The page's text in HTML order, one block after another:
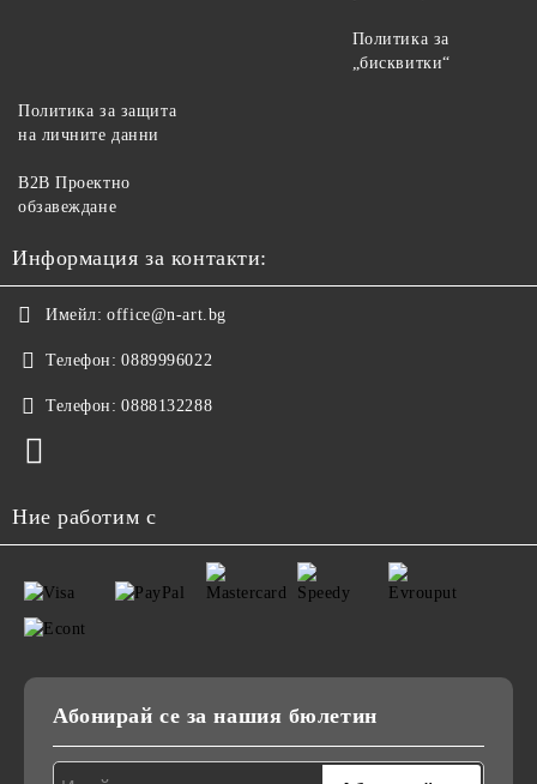
Политика за
„бисквитки“
Политика за защита
на личните данни
B2B Проектно
обзавеждане
Информация за контакти:
Имейл: office@n-art.bg
Телефон: 0889996022
Телефон: 0888132288
Ние работим с
Абонирай се за нашия бюлетин